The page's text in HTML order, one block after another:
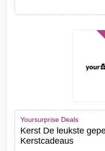
Yoursurprise Deals
Kerst De leukste
Kerstcadeaus